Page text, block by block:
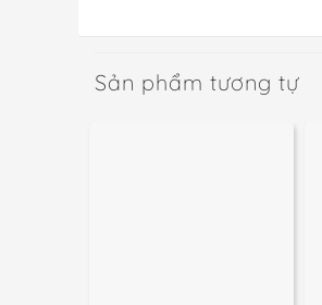
Sản phẩm tương tự